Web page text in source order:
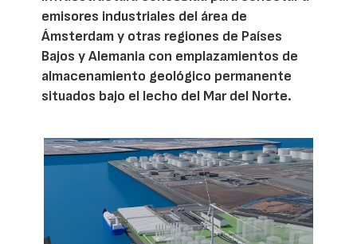
emisores industriales del área de
Ámsterdam y otras regiones de Países
Bajos y Alemania con emplazamientos de
almacenamiento geológico permanente
situados bajo el lecho del Mar del Norte.